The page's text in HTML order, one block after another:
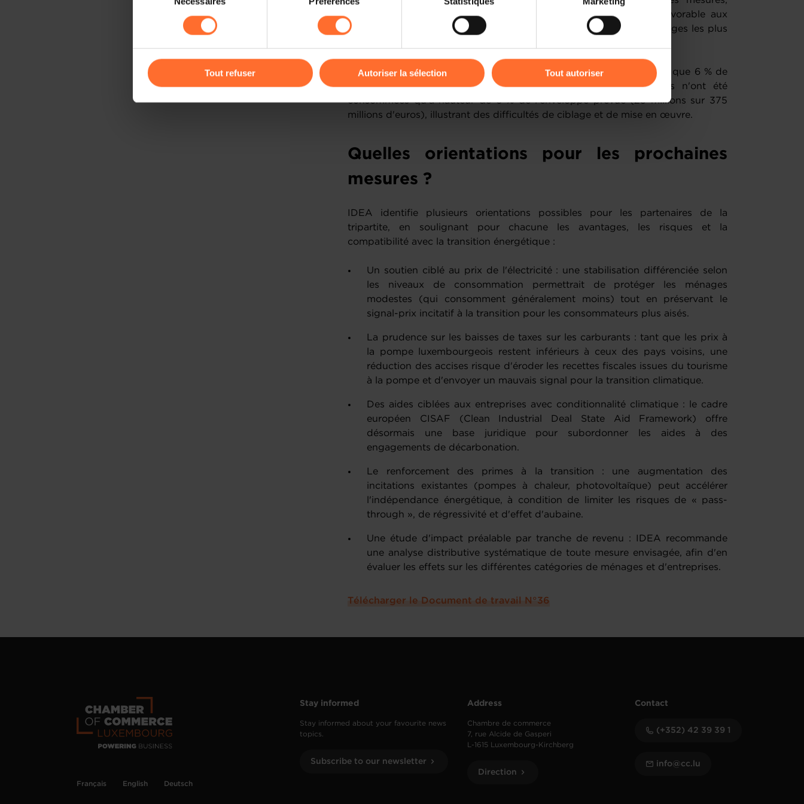
cas de refus de tous les cookies ou des cookies non nécessaires.
gauche de chaque page.
Charte d’usage des cookieset notrePolitique de protection des données
consentement
Tout refuser Autoriser la sélection Tout autoriser
essentiellement universelles, ont certes eu un effet redistributif favorable aux
ménages des quintiles inférieurs, mais ont aussi bénéficié aux ménages les plus
À l'inverse, le soutien ciblé aux ménages vulnérables n'a représenté que 6 % de
l'effort total (190 millions d'euros), et les aides aux entreprises n'ont été
consommées qu'à hauteur de 6 % de l'enveloppe prévue (23 millions sur 375
millions d'euros), illustrant des difficultés de ciblage et de mise en œuvre.
Quelles orientations pour les prochaines
mesures ?
IDEA identifie plusieurs orientations possibles pour les partenaires de la
tripartite, en soulignant pour chacune les avantages, les risques et la
compatibilité avec la transition énergétique :
Un soutien ciblé au prix de l'électricité : une stabilisation différenciée selon
les niveaux de consommation permettrait de protéger les ménages
modestes (qui consomment généralement moins) tout en préservant le
signal-prix incitatif à la transition pour les consommateurs plus aisés.
La prudence sur les baisses de taxes sur les carburants : tant que les prix à
la pompe luxembourgeois restent inférieurs à ceux des pays voisins, une
réduction des accises risque d'éroder les recettes fiscales issues du tourisme
à la pompe et d'envoyer un mauvais signal pour la transition climatique.
Des aides ciblées aux entreprises avec conditionnalité climatique : le cadre
européen CISAF (Clean Industrial Deal State Aid Framework) offre
désormais une base juridique pour subordonner les aides à des
engagements de décarbonation.
Le renforcement des primes à la transition : une augmentation des
incitations existantes (pompes à chaleur, photovoltaïque) peut accélérer
l'indépendance énergétique, à condition de limiter les risques de « pass-
through », de régressivité et d'effet d'aubaine.
Une étude d'impact préalable par tranche de revenu : IDEA recommande
une analyse distributive systématique de toute mesure envisagée, afin d'en
évaluer les effets sur les différentes catégories de ménages et d'entreprises.
Télécharger le Document de travail N°36
Français English Deutsch
Stay informed
Stay informed about your favourite news
topics.
Subscribe to our newsletter
Address
Chambre de commerce
7, rue Alcide de Gasperi
L-1615 Luxembourg-Kirchberg
Direction
Contact
(+352) 42 39 39 1
info@cc.lu